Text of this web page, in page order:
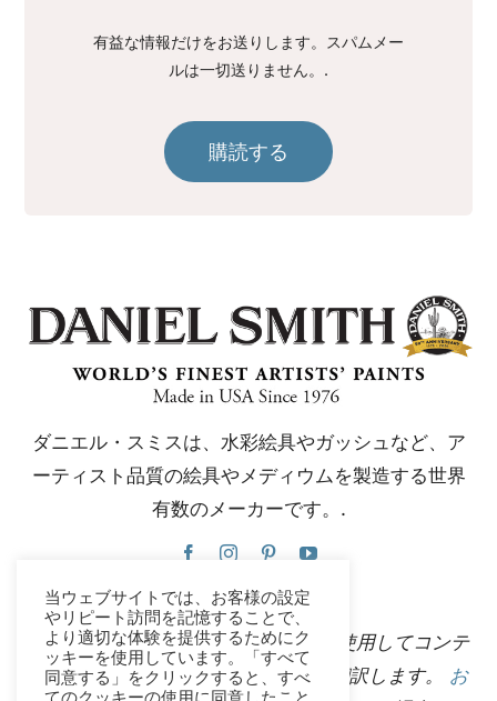
有益な情報だけをお送りします。スパムメー
ルは一切送りません。.
購読する
ダニエル・スミスは、水彩絵具やガッシュなど、ア
ーティスト品質の絵具やメディウムを製造する世界
有数のメーカーです。.
このウェブサイトは、Google翻訳を使用してコンテ
ンツを複数の言語に瞬時に自動的に翻訳します。 お
当ウェブサイトでは、お客様の設定
やリピート訪問を記憶することで、
より適切な体験を提供するためにク
ッキーを使用しています。「すべて
同意する」をクリックすると、すべ